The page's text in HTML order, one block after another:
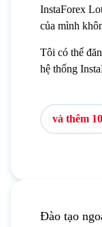
InstaForex
của mình
Tôi có thể
hệ thống
và thêm 10
Đào tạo